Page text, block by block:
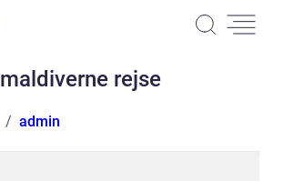
maldiverne rejse
admin